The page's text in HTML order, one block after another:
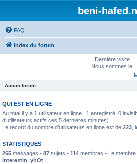
beni-
FAQ
Index du forum
Dernière visite :
Nous sommes le
Aucun forum.
QUI EST EN LIGNE
Au total il y a 1 utilisateur en ligne : 1 enregistré, 0
d’utilisateurs actifs ces 5 dernières minutes)
Le record du nombre d’utilisateurs en ligne est de 223 ,
STATISTIQUES
265 messages • 87 sujets • 114 membres • Le
interestin_yhOt